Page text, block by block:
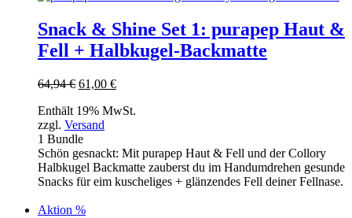
Snack & Shine Set 1: purapep Haut &
Fell + Halbkugel-Backmatte
64,94€ Ursprünglicher
war:
64,94 €
61,00 €Aktueller
ist:
Enthält 19% MwSt.
zzgl. Versand
1 Bundle
Schön gesnackt: Mit purapep Haut & Fell und der Collory
Halbkugel Backmatte zauberst du im Handumdrehen gesunde
Snacks für eim kuscheliges + glänzendes Fell deiner Fellnase.
Aktion %